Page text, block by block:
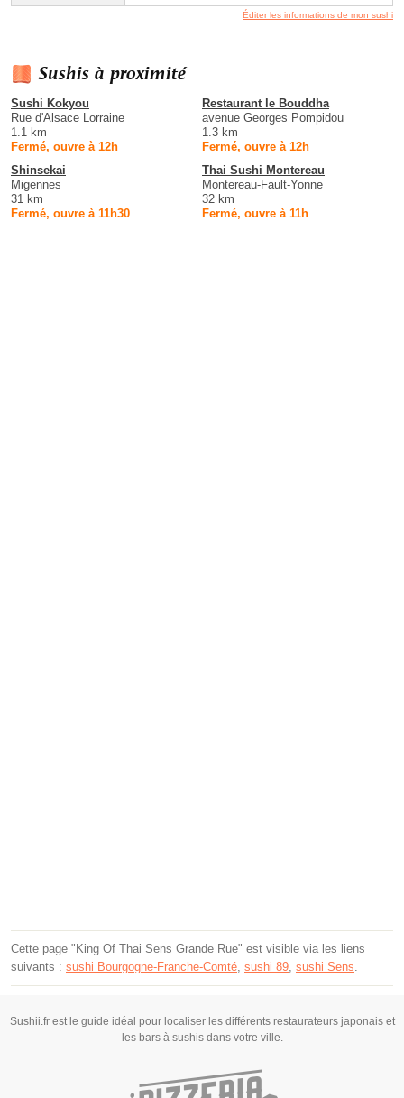
Éditer les informations de mon sushi
Sushis à proximité
Sushi Kokyou
Rue d'Alsace Lorraine
1.1 km
Fermé, ouvre à 12h
Restaurant le Bouddha
avenue Georges Pompidou
1.3 km
Fermé, ouvre à 12h
Shinsekai
Migennes
31 km
Fermé, ouvre à 11h30
Thai Sushi Montereau
Montereau-Fault-Yonne
32 km
Fermé, ouvre à 11h
Cette page "King Of Thai Sens Grande Rue" est visible via les liens
suivants : sushi Bourgogne-Franche-Comté, sushi 89, sushi Sens.
Sushii.fr est le guide idéal pour localiser les différents restaurateurs japonais et
les bars à sushis dans votre ville.